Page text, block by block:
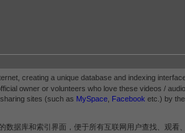
creating a unique database and indexing
owner or volunteers who love these videos /
sites (such as MySpace Facebook etc.) by
据库和索引界面，便于所有互联网用户查找、观